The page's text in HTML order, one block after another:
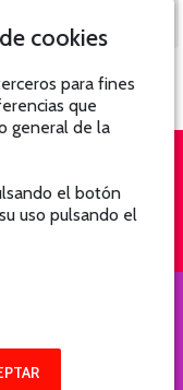
cookies
para fines
que
general de la
el botón
uso pulsando el